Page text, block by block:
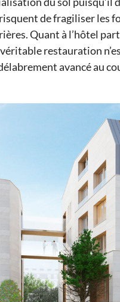
risquentde fragiliser les
.Quantà l’hôtel
restauration
avancé au